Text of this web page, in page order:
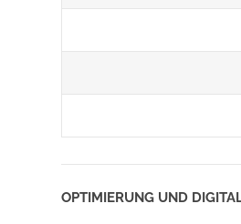
OPTIMIERUNG UND